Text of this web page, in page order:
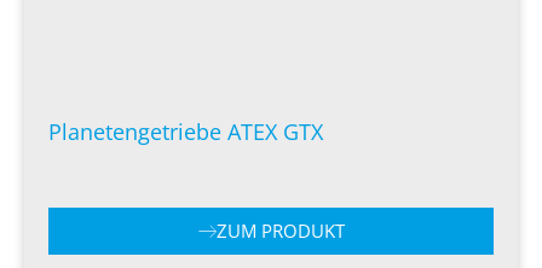
Planetengetriebe ATEX GTX
ZUM PRODUKT